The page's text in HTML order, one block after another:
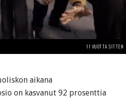
11 VUOTTA SITTEN
aikana
on kasvanut 92 prosenttia